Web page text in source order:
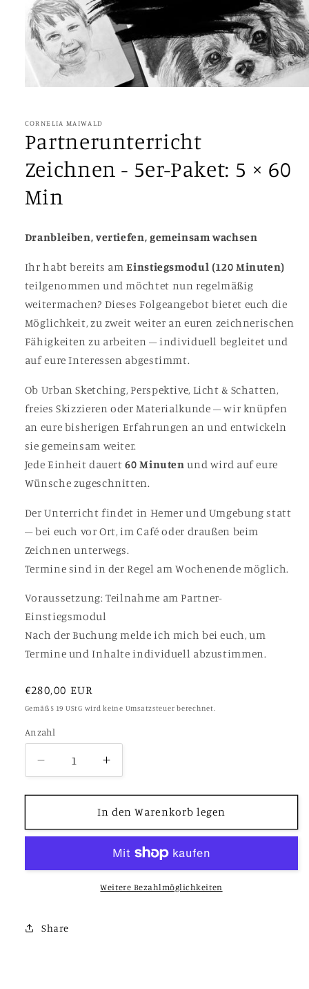
Modal
CORNELIA MAIWALD
Partnerunterricht
Zeichnen - 5er-Paket: 5 × 60
Min
Dranbleiben, vertiefen, gemeinsam wachsen
Ihr habt bereits amEinstiegsmodul (120 Minuten)
teilgenommen und möchtet nun regelmäßig
weitermachen? Dieses Folgeangebot bietet euch die
Möglichkeit, zu zweit weiter an euren zeichnerischen
Fähigkeiten zu arbeiten – individuell begleitet und
auf eure Interessen abgestimmt.
Ob Urban Sketching, Perspektive, Licht & Schatten,
freies Skizzieren oder Materialkunde – wir knüpfen
an eure bisherigen Erfahrungen an und entwickeln
sie gemeinsam weiter.
Jede Einheit dauert60 Minuten und wird auf eure
Wünsche zugeschnitten.
Der Unterricht findet in Hemer und Umgebung statt
– bei euch vor Ort, im Café oder draußen beim
Zeichnen unterwegs.
Termine sind in der Regel am Wochenende möglich.
Voraussetzung: Teilnahme am Partner-
Einstiegsmodul
Nach der Buchung melde ich mich bei euch, um
Termine und Inhalte individuell abzustimmen.
Normaler
Preis
€280,00 EUR
Gemäß § 19 UStG wird keine Umsatzsteuer berechnet.
Anzahl
Verringere
die
Menge
Partnerunterricht
5er-
60
Erhöhe
die
Menge
für
Partnerunterricht
5er-
Paket:
In den Warenkorb legen
Weitere Bezahlmöglichkeiten
Share